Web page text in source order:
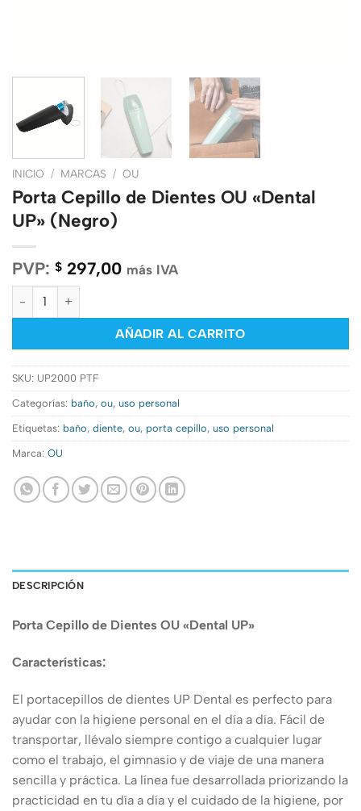
INICIO / MARCAS / OU
Porta Cepillo de Dientes OU «Dental
UP» (Negro)
PVP: $ 297,00 más IVA
Porta Cepillo de Dientes OU "Dental UP" (Negro) cantidad
AÑADIR AL CARRITO
SKU: UP2000 PTF
Categorías: baño, ou, uso personal
Etiquetas: baño, diente, ou, porta cepillo, uso personal
Marca: OU
DESCRIPCIÓN
Porta Cepillo de Dientes OU «Dental UP»
Características:
El portacepillos de dientes UP Dental es perfecto para
ayudar con la higiene personal en el día a día. Fácil de
transportar, llévalo siempre contigo a cualquier lugar
como el trabajo, el gimnasio y de viaje de una manera
sencilla y práctica. La línea fue desarrollada priorizando la
practicidad en tu día a día y el cuidado de la higiene, por